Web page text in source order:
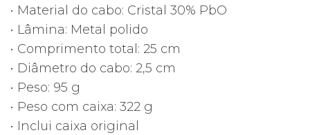
Com
Caixa
Original
• Material do cabo: Cristal 30% PbO
• Lâmina: Metal polido
• Comprimento total: 25 cm
• Diâmetro do cabo: 2,5 cm
• Peso: 95 g
• Peso com caixa: 322 g
• Inclui caixa original